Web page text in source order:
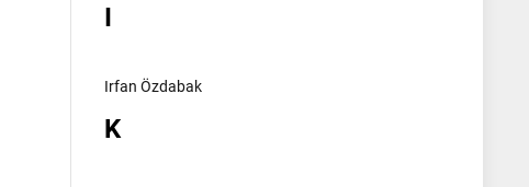
I
Irfan Özdabak
K